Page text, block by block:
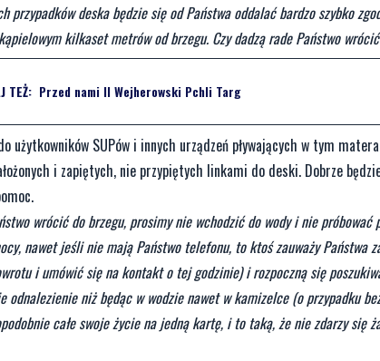
przypadków deska będzie się od Państwa oddalać bardzo szybko
kilkaset metrów od brzegu. Czy dadzą rade Państwo
TEŻ: Przed nami II Wejherowski Pchli Targ
użytkowników SUPów i innych urządzeń pływających w tym
i zapiętych, nie przypiętych linkami do deski. Dobrze
wrócić do brzegu, prosimy nie wchodzić do wody i nie
nawet jeśli nie mają Państwo telefonu, to ktoś zauważy
i umówić się na kontakt o tej godzinie) i rozpoczną się
odnalezienie niż będąc w wodzie nawet w kamizelce (o przypadku
całe swoje życie na jedną kartę, i to taką, że nie zdarzy się